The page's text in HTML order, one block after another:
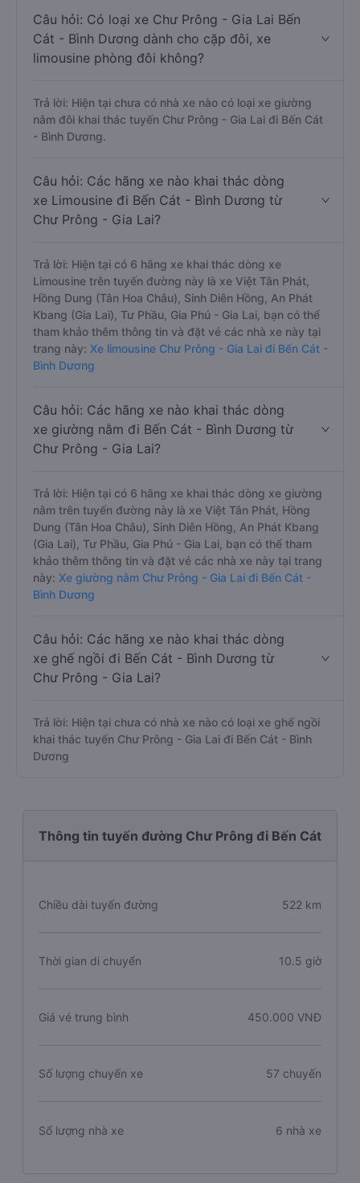
Câu hỏi: Có loại xe Chư Prông - Gia Lai Bến
Cát - Bình Dương dành cho cặp đôi, xe
limousine phòng đôi không?
Trả lời: Hiện tại chưa có nhà xe nào có loại xe giường
nằm đôi khai thác tuyến Chư Prông - Gia Lai đi Bến Cát
- Bình Dương.
Câu hỏi: Các hãng xe nào khai thác dòng
xe Limousine đi Bến Cát - Bình Dương từ
Chư Prông - Gia Lai?
Trả lời: Hiện tại có 6 hãng xe khai thác dòng xe
Limousine trên tuyến đường này là xe Việt Tân Phát,
Hồng Dung (Tân Hoa Châu), Sinh Diên Hồng, An Phát
Kbang (Gia Lai), Tư Phầu, Gia Phú - Gia Lai, bạn có thể
tham khảo thêm thông tin và đặt vé các nhà xe này tại
trang này: Xe limousine Chư Prông - Gia Lai đi Bến Cát -
Bình Dương
Câu hỏi: Các hãng xe nào khai thác dòng
xe giường nằm đi Bến Cát - Bình Dương từ
Chư Prông - Gia Lai?
Trả lời: Hiện tại có 6 hãng xe khai thác dòng xe giường
nằm trên tuyến đường này là xe Việt Tân Phát, Hồng
Dung (Tân Hoa Châu), Sinh Diên Hồng, An Phát Kbang
(Gia Lai), Tư Phầu, Gia Phú - Gia Lai, bạn có thể tham
khảo thêm thông tin và đặt vé các nhà xe này tại trang
này: Xe giường nằm Chư Prông - Gia Lai đi Bến Cát -
Bình Dương
Câu hỏi: Các hãng xe nào khai thác dòng
xe ghế ngồi đi Bến Cát - Bình Dương từ
Chư Prông - Gia Lai?
Trả lời: Hiện tại chưa có nhà xe nào có loại xe ghế ngồi
khai thác tuyến Chư Prông - Gia Lai đi Bến Cát - Bình
Dương
Thông tin tuyến đường Chư Prông đi Bến Cát
Chiều dài tuyến đường 522 km
Thời gian di chuyển 10.5 giờ
Giá vé trung bình 450.000 VNĐ
Số lượng chuyến xe 57 chuyến
Số lượng nhà xe 6 nhà xe